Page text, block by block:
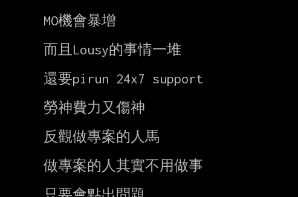
MO機會暴增
而且Lousy的事情一堆
還要pirun 24x7 support
勞神費力又傷神
反觀做專案的人馬
做專案的人其實不用做事